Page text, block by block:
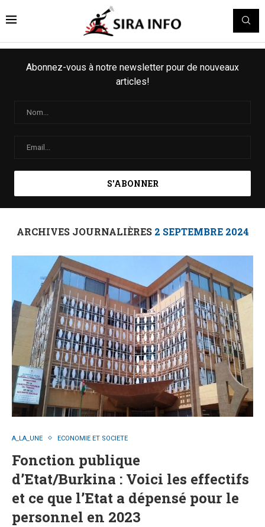
Abonnez-vous à notre newsletter pour de nouveaux
articles!
ARCHIVES JOURNALIÈRES 2 SEPTEMBRE 2024
A_LA_UNE ECONOMIE ET SOCIETE
Fonction publique
d’Etat/Burkina : Voici les effectifs
et ce que l’Etat a dépensé pour le
personnel en 2023